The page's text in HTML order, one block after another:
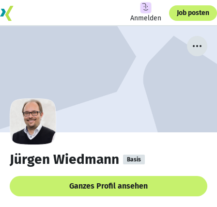
Anmelden
Job posten
Jürgen Wiedmann Basis
Ganzes Profil ansehen